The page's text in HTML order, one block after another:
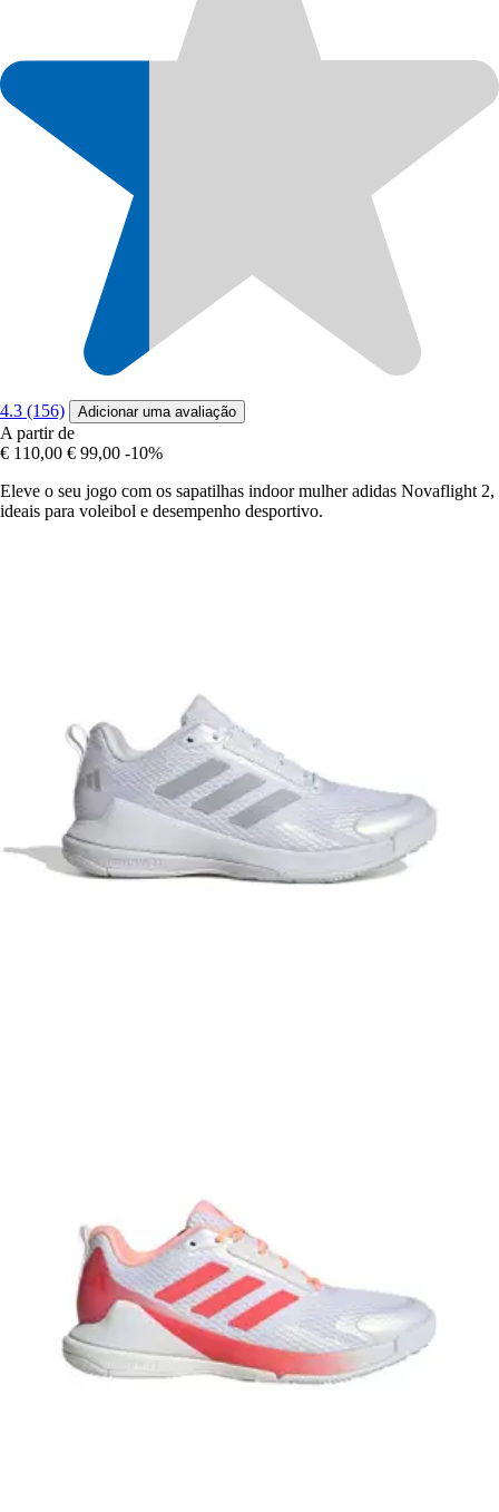
4.3 (156) Adicionar uma avaliação
A partir de
€ 110,00 € 99,00 -10%
Eleve o seu jogo com os sapatilhas indoor mulher adidas Novaflight 2,
ideais para voleibol e desempenho desportivo.